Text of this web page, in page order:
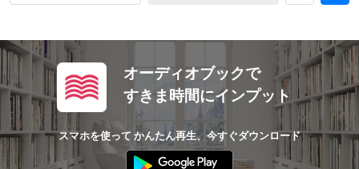
オーディオブックで
すきま時間にインプット
スマホを使って かんたん再生、今すぐダウンロード